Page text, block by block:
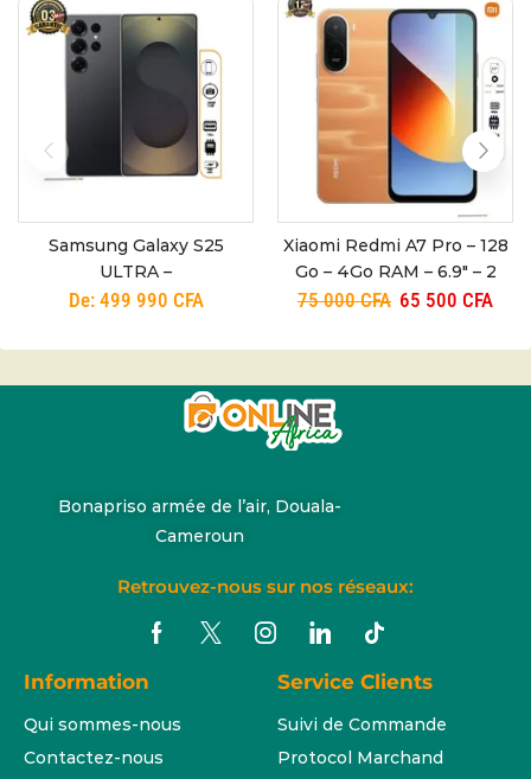
Samsung Galaxy S25
ULTRA –
200+50+50+10+12MP–
3mois
De: 499 990 CFA
Xiaomi Redmi A7 Pro – 128
Go – 4Go RAM – 6.9″ – 2
Nano SIM – 13 MP/8 MP –
mois
75 000CFA 65 500 CFA
Bonapriso armée de l’air, Douala-
Cameroun
Retrouvez-nous sur nos réseaux:
Information
Qui sommes-nous
Contactez-nous
Service Clients
Suivi de Commande
Protocol Marchand